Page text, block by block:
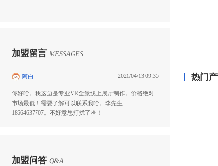
加盟留言 MESSAGES
阿白 2021/04/13 09:35
你好哈。我这边是专业VR全景线上展厅制作。价格绝对
市场最低！需要了解可以联系我哈。李先生
18664637707。不好意思打扰了哈！
加盟问答 Q&A
热门